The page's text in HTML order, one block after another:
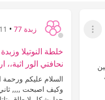
عرض القائمة
زبدة 77 • 11 سنة
خلطة النوتيلا
نحافتي الور اثية،،
السلام عليكم ورحمة
وكيف اصبحت ,,,,